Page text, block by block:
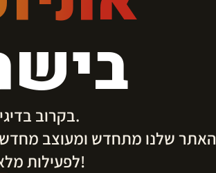
בקרוב בדיגיטל החדש שלנו.
​האתר שלנו מתחדש ומעוצב
לפעילות מלאה בקרוב מאוד!